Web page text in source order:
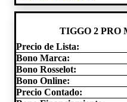
TIGGO 2 PRO
Precio de Lista:
Bono Marca:
Bono Rosselot:
Bono Online:
Precio Contado: